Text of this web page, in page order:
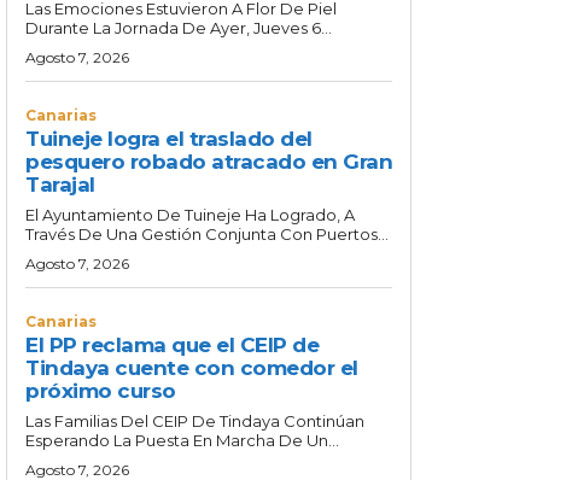
Las Emociones Estuvieron A Flor De Piel
Durante La Jornada De Ayer, Jueves 6...
Agosto 7, 2026
Canarias
Tuineje logra el traslado del
pesquero robado atracado en Gran
Tarajal
El Ayuntamiento De Tuineje Ha Logrado, A
Través De Una Gestión Conjunta Con Puertos...
Agosto 7, 2026
Canarias
El PP reclama que el CEIP de
Tindaya cuente con comedor el
próximo curso
Las Familias Del CEIP De Tindaya Continúan
Esperando La Puesta En Marcha De Un...
Agosto 7, 2026